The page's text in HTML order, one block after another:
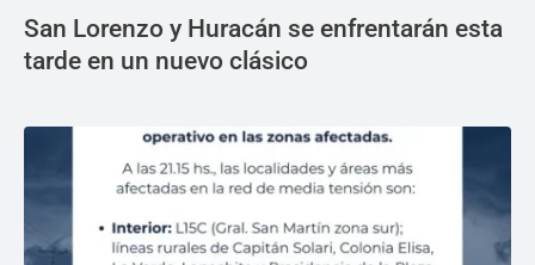
San Lorenzo y Huracán se enfrentarán esta
tarde en un nuevo clásico